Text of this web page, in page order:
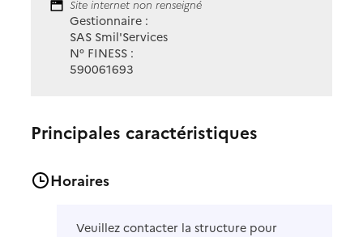
Site internet non renseigné
Gestionnaire :
SAS Smil'Services
N° FINESS :
590061693
Principales caractéristiques
Horaires
Veuillez contacter la structure pour